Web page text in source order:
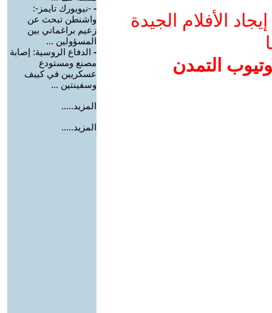
الأفلام الجيدة
التمدن
- -نيويورك تايمز-:
واشنطن تبحث عن
زعيم براغماتي بين
المسؤولين ...
- الدفاع الروسية: إصابة
مصنع ومستودع
عسكريين في كييف
وسفينتين ...
المزيد.....
المزيد.....